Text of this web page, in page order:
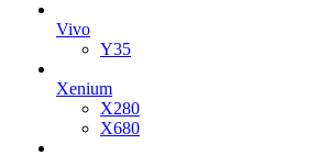
Vivo
Y35
Xenium
X280
X680